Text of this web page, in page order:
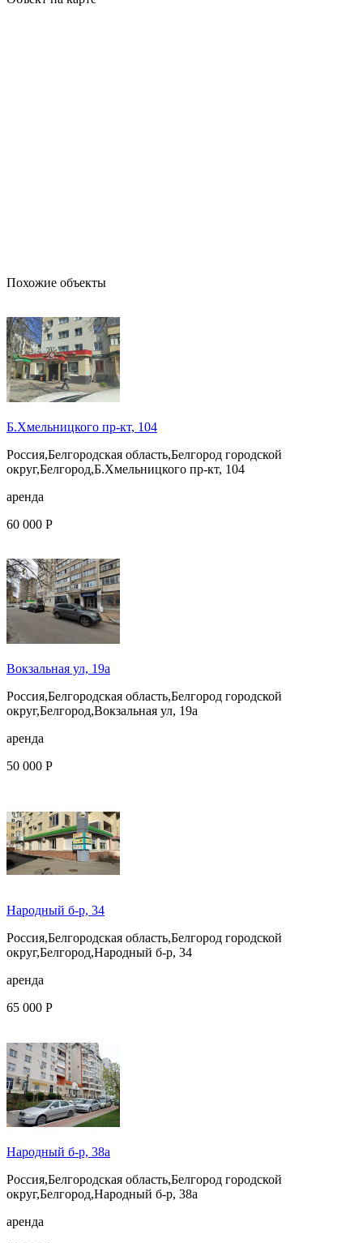
Похожие объекты
Б.Хмельницкого пр-кт, 104
Россия,Белгородская область,Белгород городской
округ,Белгород,Б.Хмельницкого пр-кт, 104
аренда
60 000 Р
Вокзальная ул, 19а
Россия,Белгородская область,Белгород городской
округ,Белгород,Вокзальная ул, 19а
аренда
50 000 Р
Народный б-р, 34
Россия,Белгородская область,Белгород городской
округ,Белгород,Народный б-р, 34
аренда
65 000 Р
Народный б-р, 38а
Россия,Белгородская область,Белгород городской
округ,Белгород,Народный б-р, 38а
аренда